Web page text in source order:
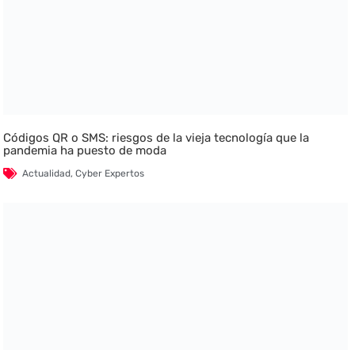
Códigos QR o SMS: riesgos de la vieja tecnología que la
pandemia ha puesto de moda
Actualidad,Cyber Expertos